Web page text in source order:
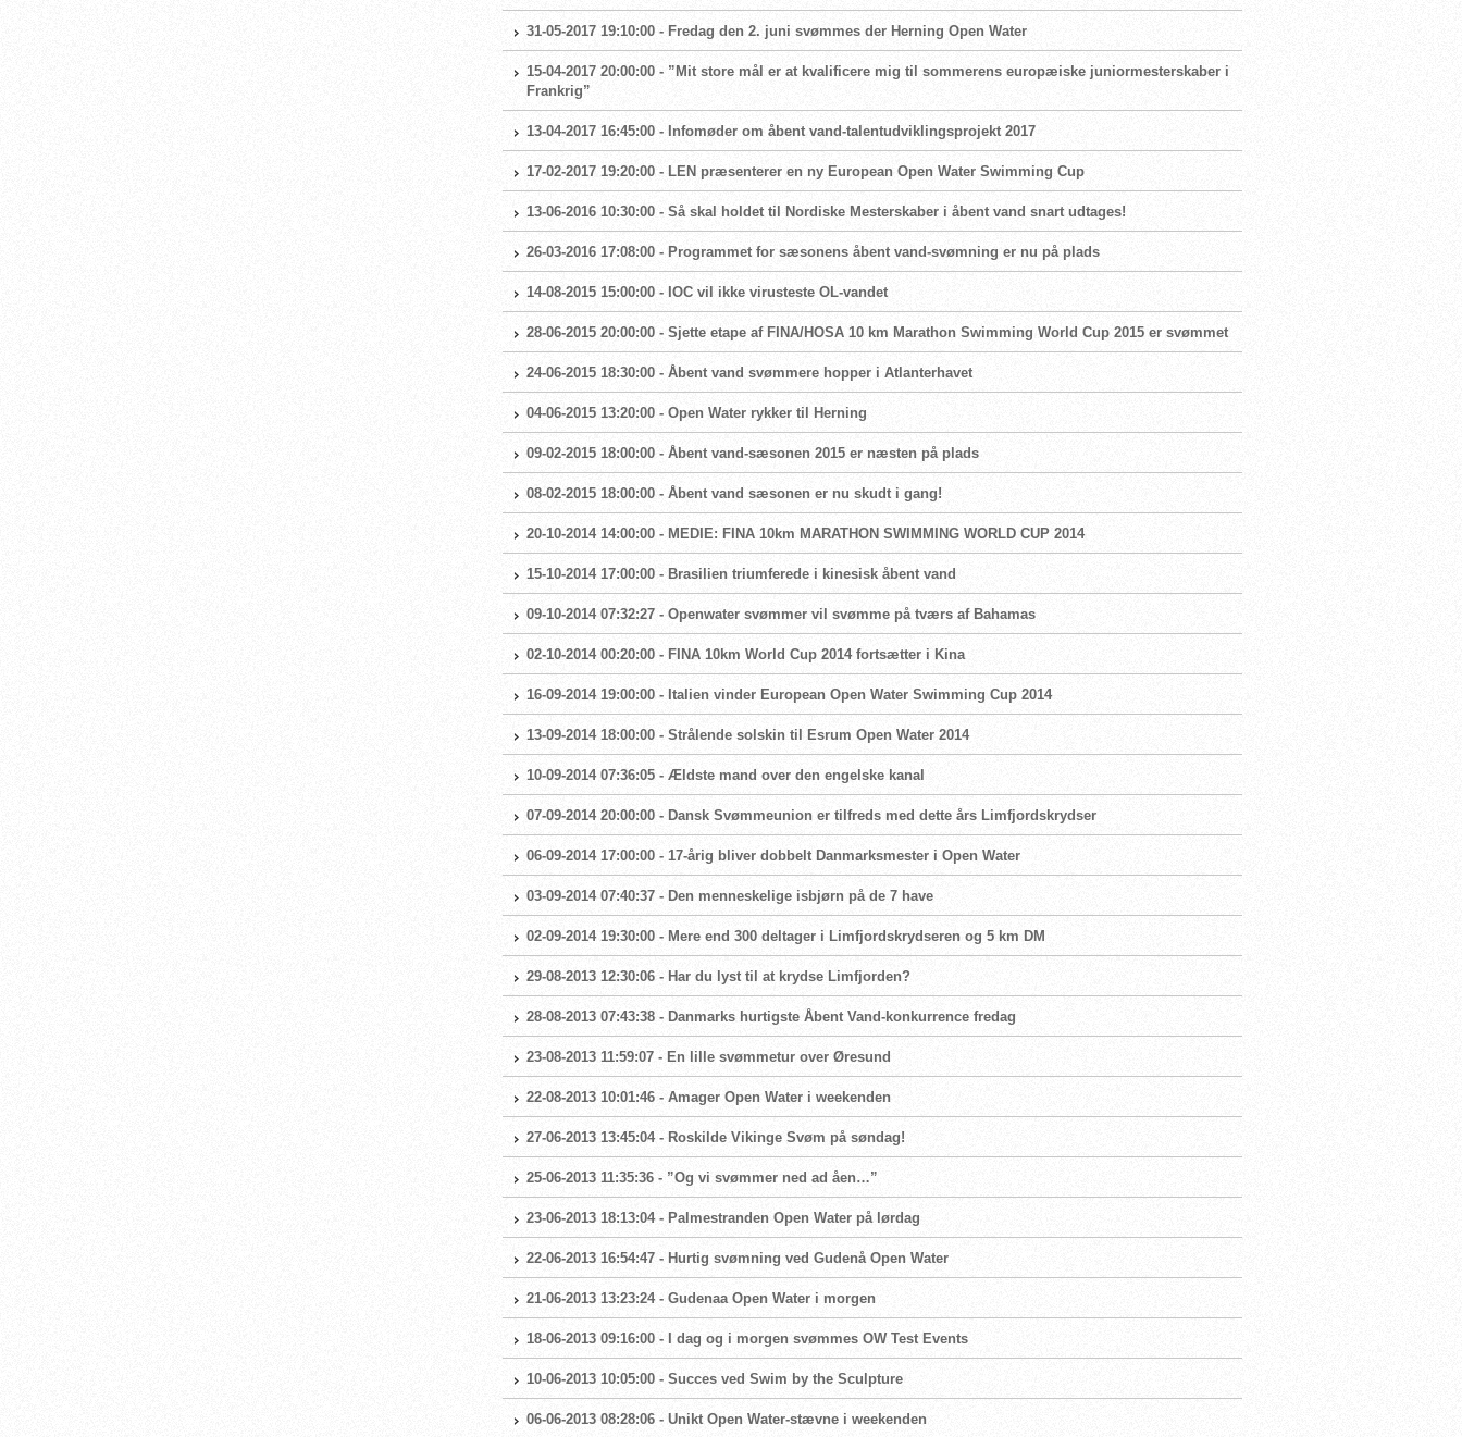
31-05-2017 19:10:00 - Fredag den 2. juni svømmes der Herning Open Water
15-04-2017 20:00:00 - ”Mit store mål er at kvalificere mig til sommerens europæiske juniormesterskaber i
Frankrig”
13-04-2017 16:45:00 - Infomøder om åbent vand-talentudviklingsprojekt 2017
17-02-2017 19:20:00 - LEN præsenterer en ny European Open Water Swimming Cup
13-06-2016 10:30:00 - Så skal holdet til Nordiske Mesterskaber i åbent vand snart udtages!
26-03-2016 17:08:00 - Programmet for sæsonens åbent vand-svømning er nu på plads
14-08-2015 15:00:00 - IOC vil ikke virusteste OL-vandet
28-06-2015 20:00:00 - Sjette etape af FINA/HOSA 10 km Marathon Swimming World Cup 2015 er svømmet
24-06-2015 18:30:00 - Åbent vand svømmere hopper i Atlanterhavet
04-06-2015 13:20:00 - Open Water rykker til Herning
09-02-2015 18:00:00 - Åbent vand-sæsonen 2015 er næsten på plads
08-02-2015 18:00:00 - Åbent vand sæsonen er nu skudt i gang!
20-10-2014 14:00:00 - MEDIE: FINA 10km MARATHON SWIMMING WORLD CUP 2014
15-10-2014 17:00:00 - Brasilien triumferede i kinesisk åbent vand
09-10-2014 07:32:27 - Openwater svømmer vil svømme på tværs af Bahamas
02-10-2014 00:20:00 - FINA 10km World Cup 2014 fortsætter i Kina
16-09-2014 19:00:00 - Italien vinder European Open Water Swimming Cup 2014
13-09-2014 18:00:00 - Strålende solskin til Esrum Open Water 2014
10-09-2014 07:36:05 - Ældste mand over den engelske kanal
07-09-2014 20:00:00 - Dansk Svømmeunion er tilfreds med dette års Limfjordskrydser
06-09-2014 17:00:00 - 17-årig bliver dobbelt Danmarksmester i Open Water
03-09-2014 07:40:37 - Den menneskelige isbjørn på de 7 have
02-09-2014 19:30:00 - Mere end 300 deltager i Limfjordskrydseren og 5 km DM
29-08-2013 12:30:06 - Har du lyst til at krydse Limfjorden?
28-08-2013 07:43:38 - Danmarks hurtigste Åbent Vand-konkurrence fredag
23-08-2013 11:59:07 - En lille svømmetur over Øresund
22-08-2013 10:01:46 - Amager Open Water i weekenden
27-06-2013 13:45:04 - Roskilde Vikinge Svøm på søndag!
25-06-2013 11:35:36 - ”Og vi svømmer ned ad åen…”
23-06-2013 18:13:04 - Palmestranden Open Water på lørdag
22-06-2013 16:54:47 - Hurtig svømning ved Gudenå Open Water
21-06-2013 13:23:24 - Gudenaa Open Water i morgen
18-06-2013 09:16:00 - I dag og i morgen svømmes OW Test Events
10-06-2013 10:05:00 - Succes ved Swim by the Sculpture
06-06-2013 08:28:06 - Unikt Open Water-stævne i weekenden